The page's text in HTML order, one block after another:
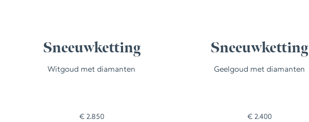
Sneeuwketting
Witgoud met diamanten
€ 2.850
Sneeuwketting
Geelgoud met diamanten
€ 2.400